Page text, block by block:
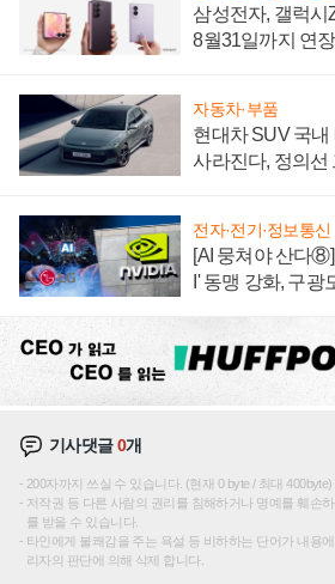
삼성전자, 갤럭시
8월31일까지 연장
자동차·부품
현대차 SUV 국내
사라진다, 정의선
전자·전기·정보통신
[AI 뭉쳐야 산다
I' 동맹 강화, 구광
기사댓글0개
200자까지 쓰실 수 있습니다. (현재 0 byte / 최대 400byte)
저작권 등 다른 사람의 권리를 침해하거나 명예를 훼손
를 받을 수 있습니다.
타인에게 불쾌감을 주는 욕설 등 비하하는 단어가 내용
리자의 판단에 의해 삭제 합니다.